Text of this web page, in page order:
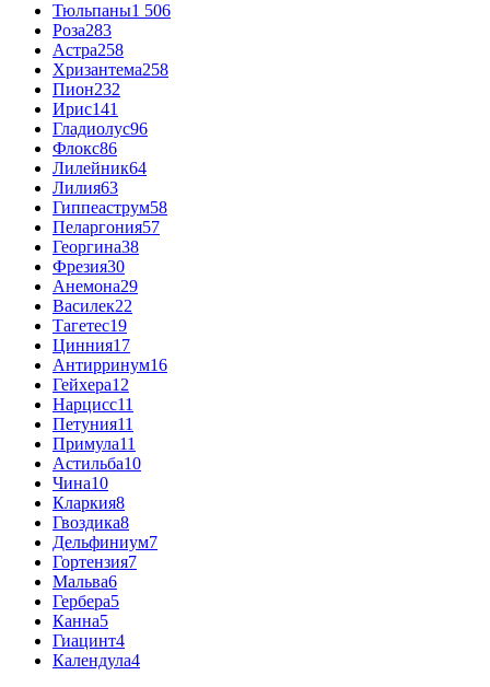
Тюльпаны1 506
Роза283
Астра258
Хризантема258
Пион232
Ирис141
Гладиолус96
Флокс86
Лилейник64
Лилия63
Гиппеаструм58
Пеларгония57
Георгина38
Фрезия30
Анемона29
Василек22
Тагетес19
Цинния17
Антирринум16
Гейхера12
Нарцисс11
Петуния11
Примула11
Астильба10
Чина10
Кларкия8
Гвоздика8
Дельфиниум7
Гортензия7
Мальва6
Гербера5
Канна5
Гиацинт4
Календула4